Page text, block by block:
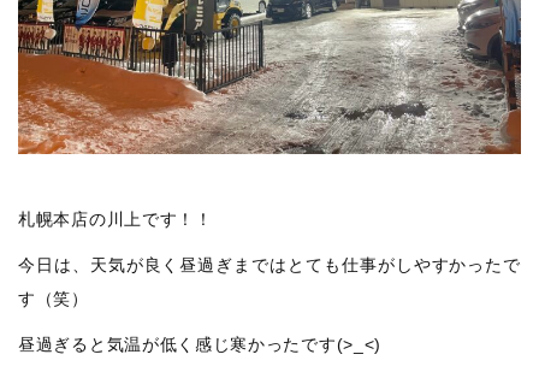
札幌本店の川上です！！
今日は、天気が良く昼過ぎまではとても仕事がしやすかったで
す（笑）
昼過ぎると気温が低く感じ寒かったです(>_<)